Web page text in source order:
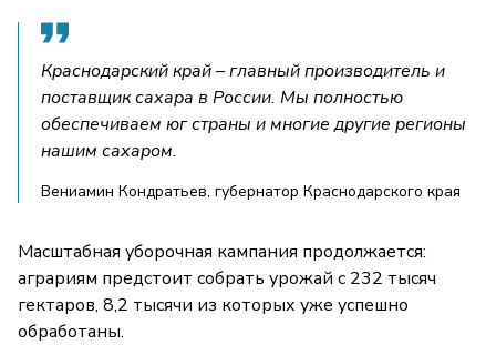
Краснодарский край – главный производитель и
поставщик сахара в России. Мы полностью
обеспечиваем юг страны и многие другие регионы
нашим сахаром.
Вениамин Кондратьев, губернатор Краснодарского края
Масштабная уборочная кампания продолжается:
аграриям предстоит собрать урожай с 232 тысяч
гектаров, 8,2 тысячи из которых уже успешно
обработаны.